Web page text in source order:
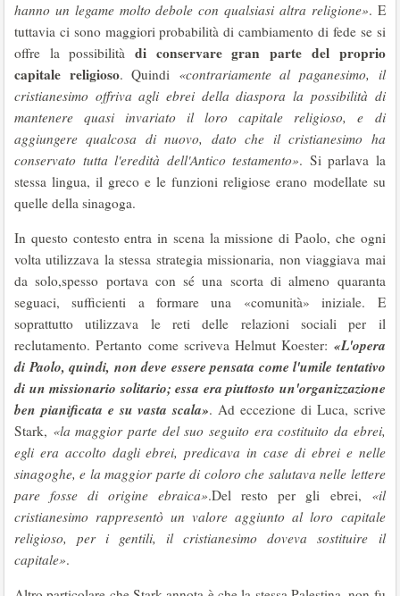
hanno un legame molto debole con qualsiasi altra religione». E
tuttavia ci sono maggiori probabilità di cambiamento di fede se si
offre la possibilitàdi conservare gran parte del proprio
capitale religioso. Quindi «contrariamente al paganesimo, il
cristianesimo offriva agli ebrei della diaspora la possibilità di
mantenere quasi invariato il loro capitale religioso, e di
aggiungere qualcosa di nuovo, dato che il cristianesimo ha
conservato tutta l'eredità dell'Antico testamento». Si parlava la
stessa lingua, il greco e le funzioni religiose erano modellate su
quelle della sinagoga.
In questo contesto entra in scena la missione di Paolo, che ogni
volta utilizzava la stessa strategia missionaria, non viaggiava mai
da solo,spesso portava con sé una scorta di almeno quaranta
seguaci, sufficienti a formare una «comunità» iniziale. E
soprattutto utilizzava le reti delle relazioni sociali per il
reclutamento. Pertanto come scriveva Helmut Koester: «L'opera
di Paolo, quindi, non deve essere pensata come l'umile tentativo
di un missionario solitario; essa era piuttosto un'organizzazione
ben pianificata e su vasta scala». Ad eccezione di Luca, scrive
Stark, «la maggior parte del suo seguito era costituito da ebrei,
egli era accolto dagli ebrei, predicava in case di ebrei e nelle
sinagoghe, e la maggior parte di coloro che salutava nelle lettere
pare fosse di origine ebraica».Del resto per gli ebrei, «il
cristianesimo rappresentò un valore aggiunto al loro capitale
religioso, per i gentili, il cristianesimo doveva sostituire il
capitale».